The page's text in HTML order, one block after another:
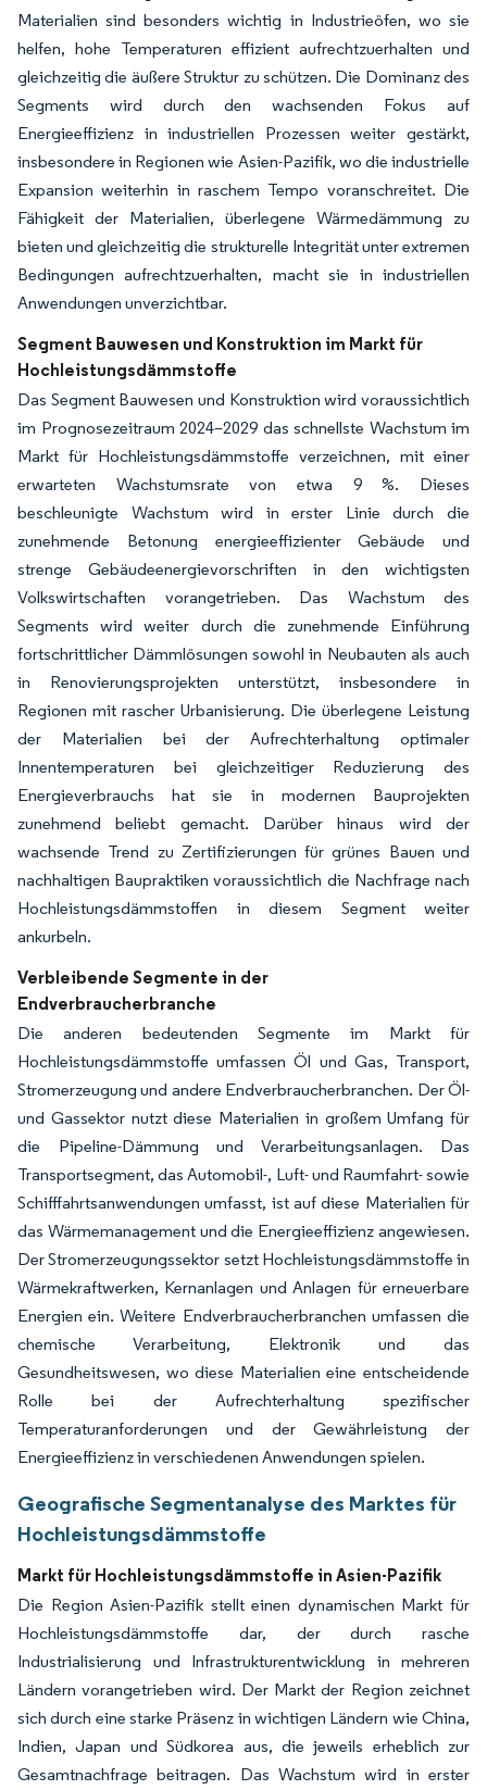
Materialien sind besonders wichtig in Industrieöfen, wo sie
helfen, hohe Temperaturen effizient aufrechtzuerhalten und
gleichzeitig die äußere Struktur zu schützen. Die Dominanz des
Segments wird durch den wachsenden Fokus auf
Energieeffizienz in industriellen Prozessen weiter gestärkt,
insbesondere in Regionen wie Asien-Pazifik, wo die industrielle
Expansion weiterhin in raschem Tempo voranschreitet. Die
Fähigkeit der Materialien, überlegene Wärmedämmung zu
bieten und gleichzeitig die strukturelle Integrität unter extremen
Bedingungen aufrechtzuerhalten, macht sie in industriellen
Anwendungen unverzichtbar.
Segment Bauwesen und Konstruktion im Markt für
Hochleistungsdämmstoffe
Das Segment Bauwesen und Konstruktion wird voraussichtlich
im Prognosezeitraum 2024–2029 das schnellste Wachstum im
Markt für Hochleistungsdämmstoffe verzeichnen, mit einer
erwarteten Wachstumsrate von etwa 9 %. Dieses
beschleunigte Wachstum wird in erster Linie durch die
zunehmende Betonung energieeffizienter Gebäude und
strenge Gebäudeenergievorschriften in den wichtigsten
Volkswirtschaften vorangetrieben. Das Wachstum des
Segments wird weiter durch die zunehmende Einführung
fortschrittlicher Dämmlösungen sowohl in Neubauten als auch
in Renovierungsprojekten unterstützt, insbesondere in
Regionen mit rascher Urbanisierung. Die überlegene Leistung
der Materialien bei der Aufrechterhaltung optimaler
Innentemperaturen bei gleichzeitiger Reduzierung des
Energieverbrauchs hat sie in modernen Bauprojekten
zunehmend beliebt gemacht. Darüber hinaus wird der
wachsende Trend zu Zertifizierungen für grünes Bauen und
nachhaltigen Baupraktiken voraussichtlich die Nachfrage nach
Hochleistungsdämmstoffen in diesem Segment weiter
ankurbeln.
Verbleibende Segmente in der
Endverbraucherbranche
Die anderen bedeutenden Segmente im Markt für
Hochleistungsdämmstoffe umfassen Öl und Gas, Transport,
Stromerzeugung und andere Endverbraucherbranchen. Der Öl-
und Gassektor nutzt diese Materialien in großem Umfang für
die Pipeline-Dämmung und Verarbeitungsanlagen. Das
Transportsegment, das Automobil-, Luft- und Raumfahrt- sowie
Schifffahrtsanwendungen umfasst, ist auf diese Materialien für
das Wärmemanagement und die Energieeffizienz angewiesen.
Der Stromerzeugungssektor setzt Hochleistungsdämmstoffe in
Wärmekraftwerken, Kernanlagen und Anlagen für erneuerbare
Energien ein. Weitere Endverbraucherbranchen umfassen die
chemische Verarbeitung, Elektronik und das
Gesundheitswesen, wo diese Materialien eine entscheidende
Rolle bei der Aufrechterhaltung spezifischer
Temperaturanforderungen und der Gewährleistung der
Energieeffizienz in verschiedenen Anwendungen spielen.
Geografische Segmentanalyse des Marktes für
Hochleistungsdämmstoffe
Markt für Hochleistungsdämmstoffe in Asien-Pazifik
Die Region Asien-Pazifik stellt einen dynamischen Markt für
Hochleistungsdämmstoffe dar, der durch rasche
Industrialisierung und Infrastrukturentwicklung in mehreren
Ländern vorangetrieben wird. Der Markt der Region zeichnet
sich durch eine starke Präsenz in wichtigen Ländern wie China,
Indien, Japan und Südkorea aus, die jeweils erheblich zur
Gesamtnachfrage beitragen. Das Wachstum wird in erster